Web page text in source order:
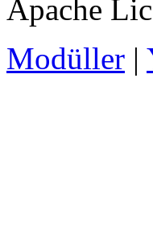
Apache
Modüller |